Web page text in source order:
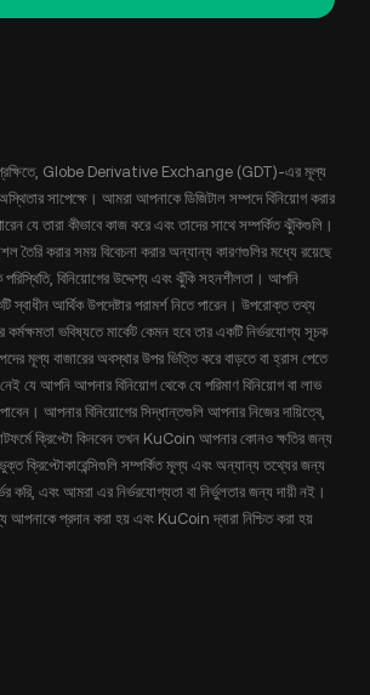
Globe Derivative Exchange (GDT)-এর মূল্য
সাপেক্ষে। আমরা আপনাকে ডিজিটাল সম্পদে বিনিয়োগ করার
যে তারা কীভাবে কাজ করে এবং তাদের সাথে সম্পর্কিত ঝুঁকিগুলি।
তৈরি করার সময় বিবেচনা করার অন্যান্য কারণগুলির মধ্যে রয়েছে
বিনিয়োগের উদ্দেশ্য এবং ঝুঁকি সহনশীলতা। আপনি
স্বাধীন আর্থিক উপদেষ্টার পরামর্শ নিতে পারেন। উপরোক্ত তথ্য
ভবিষ্যতে মার্কেট কেমন হবে তার একটি নির্ভরযোগ্য সূচক
মূল্য বাজারের অবস্থার উপর ভিত্তি করে বাড়তে বা হ্রাস পেতে
যে আপনি আপনার বিনিয়োগ থেকে যে পরিমাণ বিনিয়োগ বা লাভ
আপনার বিনিয়োগের সিদ্ধান্তগুলি আপনার নিজের দায়িত্বে,
ক্রিপ্টো কিনবেন তখন KuCoin আপনার কোনও ক্ষতির জন্য
ক্রিপ্টোকারেন্সিগুলি সম্পর্কিত মূল্য এবং অন্যান্য তথ্যের জন্য
করি, এবং আমরা এর নির্ভরযোগ্যতা বা নির্ভুলতার জন্য দায়ী নই।
আপনাকে প্রদান করা হয় এবং KuCoin দ্বারা নিশ্চিত করা হয়